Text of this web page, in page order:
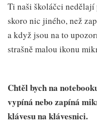
Ti naši školáčci
skoro nic jiného, než
a když jsou na to
strašně malou ikonu
Chtěl bych na
vypíná nebo zapíná
klávesu na klávesnici.